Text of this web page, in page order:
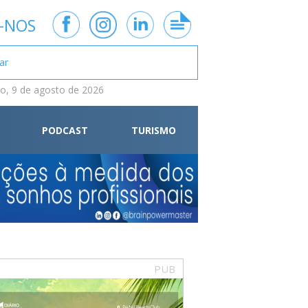
9 de agosto de 2026
PODCAST TURISMO
PUB